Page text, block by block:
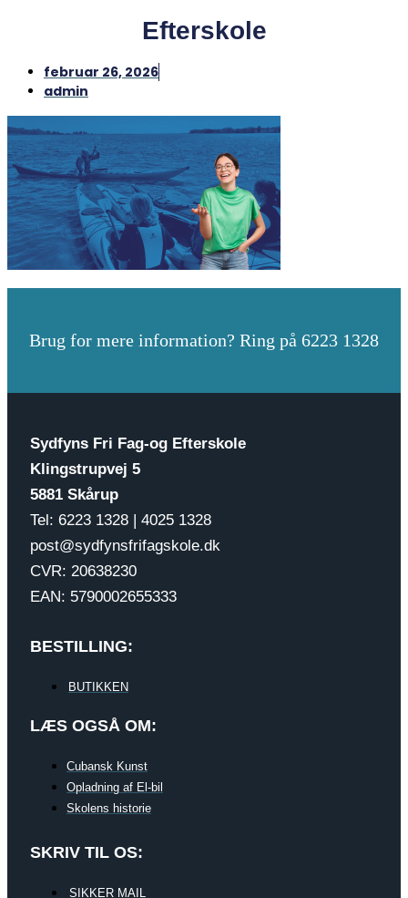
Efterskole
februar 26, 2026
admin
Brug for mere information? Ring på 6223 1328
Sydfyns Fri Fag-og Efterskole
Klingstrupvej 5
5881 Skårup
Tel: 6223 1328 | 4025 1328
post@sydfynsfrifagskole.dk
CVR: 20638230
EAN: 5790002655333
BESTILLING:
BUTIKKEN
LÆS OGSÅ OM:
Cubansk Kunst
Opladning af El-bil
Skolens historie
SKRIV TIL OS:
SIKKER MAIL